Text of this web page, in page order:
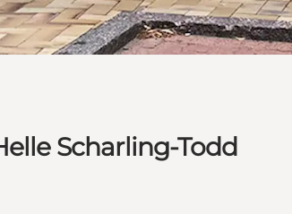
Scharling-Todd